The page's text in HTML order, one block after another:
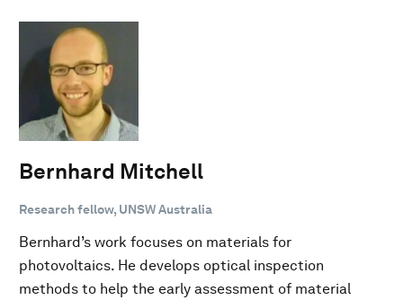
Bernhard Mitchell
Research fellow, UNSW Australia
Bernhard’s work focuses on materials for
photovoltaics. He develops optical inspection
methods to help the early assessment of material